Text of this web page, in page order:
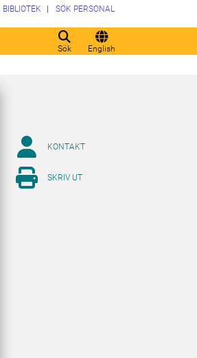
Sök English
BIBLIOTEK SÖK PERSONAL
KONTAKT
SKRIV UT